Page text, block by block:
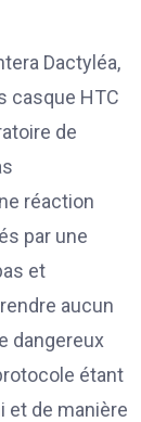
Dactyléa,
casque HTC
de
réaction
par une
et
aucun
dangereux
étant
et de manière